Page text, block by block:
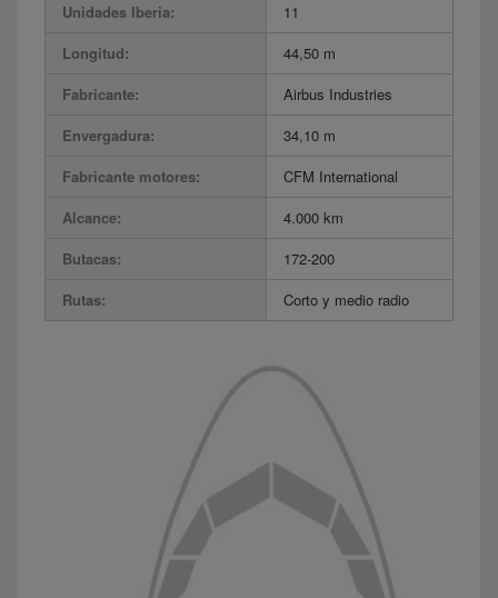
Unidades Iberia:
11
Longitud:
44,50 m
Fabricante:
Airbus Industries
Envergadura:
34,10 m
Fabricante motores:
CFM International
Alcance:
4.000 km
Butacas:
172-200
Rutas:
Corto y medio radio